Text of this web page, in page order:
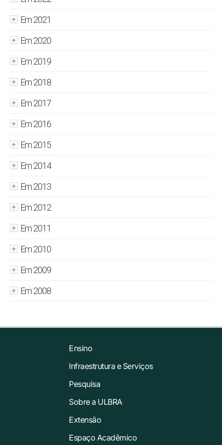
Em 2021
Em 2020
Em 2019
Em 2018
Em 2017
Em 2016
Em 2015
Em 2014
Em 2013
Em 2012
Em 2011
Em 2010
Em 2009
Em 2008
Ensino
Infraestrutura e Serviços
Pesquisa
Sobre a ULBRA
Extensão
Espaço Acadêmico